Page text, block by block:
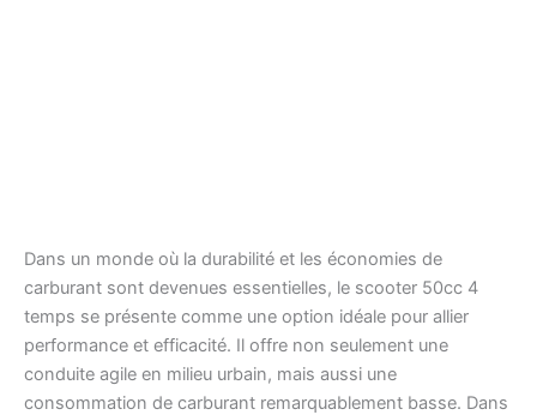
Dans un monde où la durabilité et les économies de
carburant sont devenues essentielles, le scooter 50cc 4
temps se présente comme une option idéale pour allier
performance et efficacité. Il offre non seulement une
conduite agile en milieu urbain, mais aussi une
consommation de carburant remarquablement basse. Dans